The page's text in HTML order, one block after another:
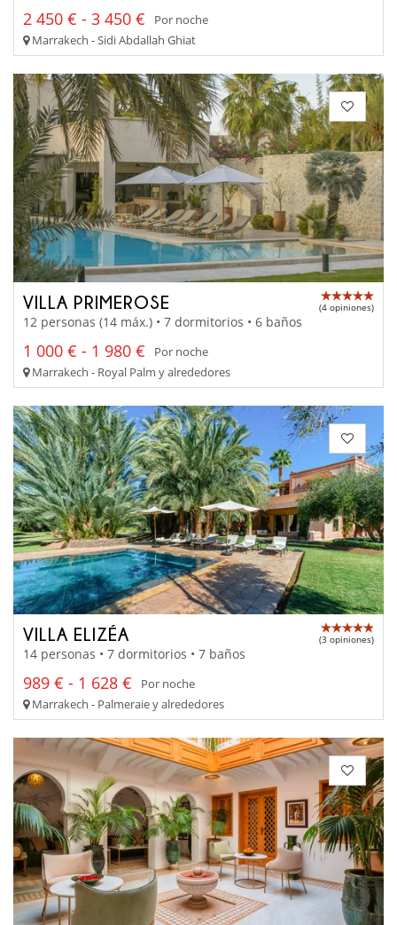
2 450 € - 3 450 €
Por noche
Marrakech - Sidi Abdallah Ghiat
VILLA PRIMEROSE (4 opiniones)
12 personas (14 máx.) • 7 dormitorios • 6 baños
1 000 € - 1 980 €
Por noche
Marrakech - Royal Palm y alrededores
VILLA ELIZÉA (3 opiniones)
14 personas • 7 dormitorios • 7 baños
989 € - 1 628 €
Por noche
Marrakech - Palmeraie y alrededores